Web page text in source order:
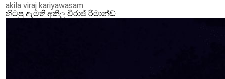
akila viraj kariyawasam
හිටපු ඇමති අකිල විරාජ් රිමාන්ඩ්